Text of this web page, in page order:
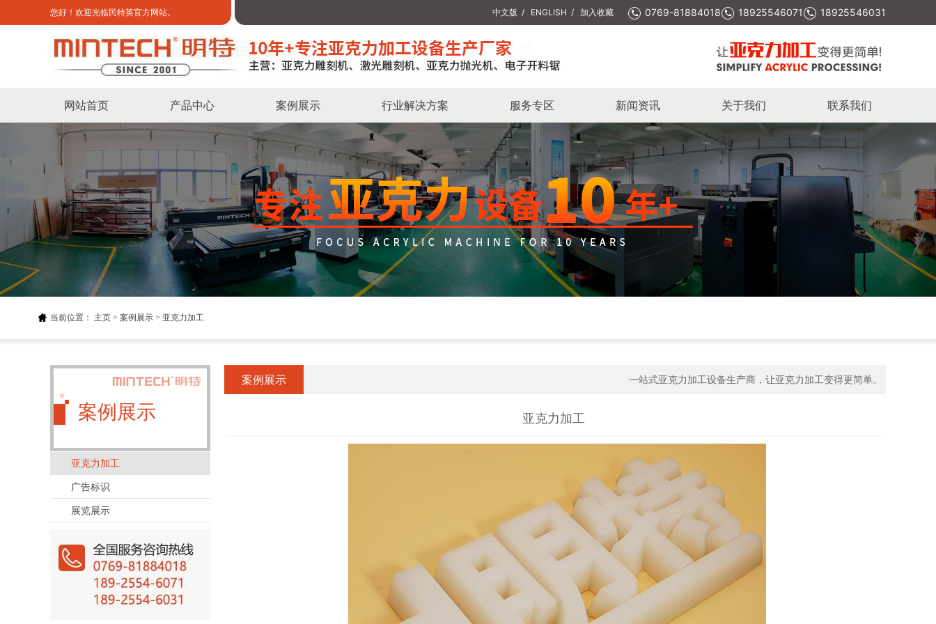
您好！欢迎光临民特英官方网站。 18925546031
18925546071
0769-81884018
中文版 / ENGLISH / 加入收藏
网站首页 产品中心 案例展示 行业解决方案 服务专区 新闻资讯 关于我们 联系我们
当前位置： 主页 > 案例展示 > 亚克力加工
案例展示
亚克力加工
广告标识
展览展示
案例展示 一站式亚克力加工设备生产商，让亚克力加工变得更简单。
亚克力加工